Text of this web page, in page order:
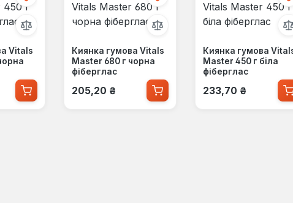
Vitals
Киянка гумова Vitals
Master 680 г чорна
фіберглас
Звичайна ціна:
205,20 ₴
Киянка гумова
Master 450 г біла
фіберглас
Звичайна ціна:
233,70 ₴